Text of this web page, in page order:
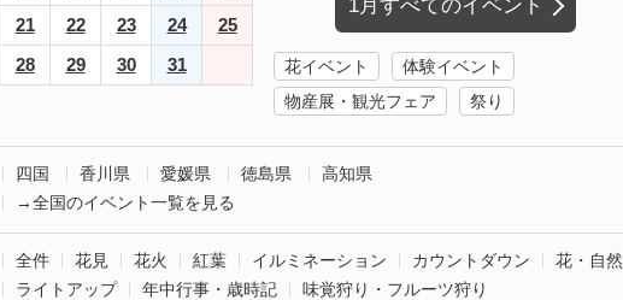
21 22 23 24
25
28 29 30 31
1月すべてのイベント
花イベント
体験イベント
物産展・観光フェア
祭り
四国 香川県 愛媛県 徳島県
高知県
→全国のイベント一覧を見る
全件 花見 花火 紅葉 イルミネーション カウントダウン
花・自然
ライトアップ
年中行事・歳時記
味覚狩り・フルーツ狩り